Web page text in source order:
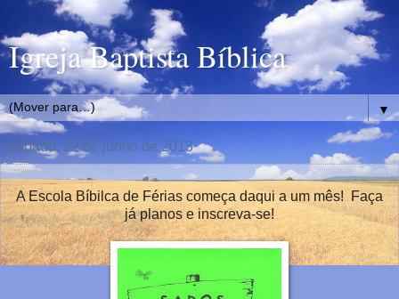
Igreja Baptista Bíblica
▼
sábado, 22 de junho de 2013
A Escola Bíbilca de Férias começa daqui a um mês! Faça
já planos e inscreva-se!